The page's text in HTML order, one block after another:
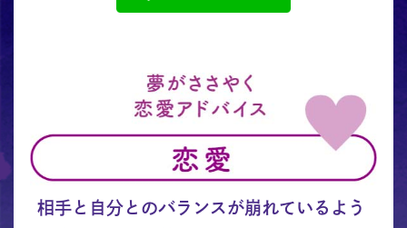
相手と自分とのバランスが崩れているよう